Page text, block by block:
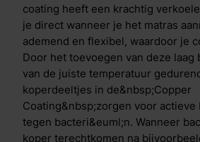
coating heeft een krachtig
je direct wanneer je het matras
ademend en flexibel, waardoor je
Door het toevoegen van deze laag
van de juiste temperatuur
koperdeeltjes in de&nbsp;Copper
Coating&nbsp;zorgen voor actieve
tegen bacteri&euml;n. Wanneer
koper terechtkomen na